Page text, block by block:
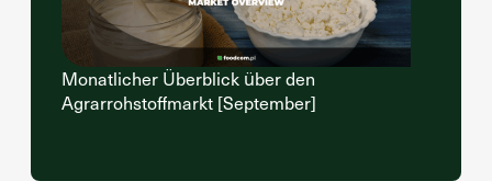
Monatlicher Überblick über den
Agrarrohstoffmarkt [September]